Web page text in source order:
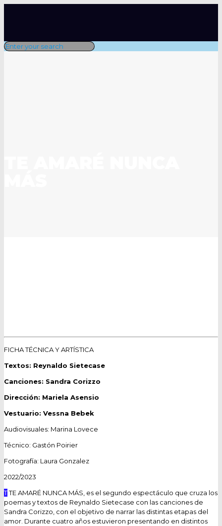
FICHA TÉCNICA Y ARTÍSTICA
Textos: Reynaldo Sietecase
Canciones: Sandra Corizzo
Dirección: Mariela Asensio
Vestuario: Vessna Bebek
Audiovisuales: Marina Lovece
Técnico: Gastón Poirier
Fotografía: Laura Gonzalez
2022/2023
TTE AMARÉ NUNCA MÁS, es el segundo espectáculo que cruza los
poemas y textos de Reynaldo Sietecase con las canciones de
Sandra Corizzo, con el objetivo de narrar las distintas etapas del
amor. Durante cuatro años estuvieron presentando en distintos